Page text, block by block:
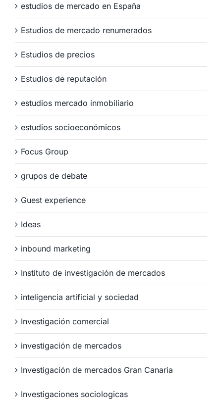
estudios de mercado en España
Estudios de mercado renumerados
Estudios de precios
Estudios de reputación
estudios mercado inmobiliario
estudios socioeconómicos
Focus Group
grupos de debate
Guest experience
Ideas
inbound marketing
Instituto de investigación de mercados
inteligencia artificial y sociedad
Investigación comercial
investigación de mercados
Investigación de mercados Gran Canaria
Investigaciones sociologicas